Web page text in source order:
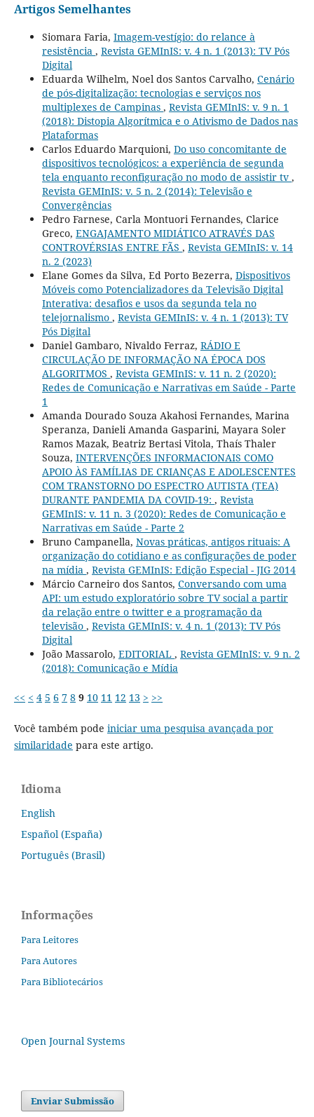
Artigos Semelhantes
Siomara Faria, Imagem-vestígio: do relance à
resistência , Revista GEMInIS: v. 4 n. 1 (2013): TV Pós
Digital
Eduarda Wilhelm, Noel dos Santos Carvalho, Cenário
de pós-digitalização: tecnologias e serviços nos
multiplexes de Campinas , Revista GEMInIS: v. 9 n. 1
(2018): Distopia Algorítmica e o Ativismo de Dados nas
Plataformas
Carlos Eduardo Marquioni, Do uso concomitante de
dispositivos tecnológicos: a experiência de segunda
tela enquanto reconfiguração no modo de assistir tv ,
Revista GEMInIS: v. 5 n. 2 (2014): Televisão e
Convergências
Pedro Farnese, Carla Montuori Fernandes, Clarice
Greco, ENGAJAMENTO MIDIÁTICO ATRAVÉS DAS
CONTROVÉRSIAS ENTRE FÃS , Revista GEMInIS: v. 14
n. 2 (2023)
Elane Gomes da Silva, Ed Porto Bezerra, Dispositivos
Móveis como Potencializadores da Televisão Digital
Interativa: desafios e usos da segunda tela no
telejornalismo , Revista GEMInIS: v. 4 n. 1 (2013): TV
Pós Digital
Daniel Gambaro, Nivaldo Ferraz, RÁDIO E
CIRCULAÇÃO DE INFORMAÇÃO NA ÉPOCA DOS
ALGORITMOS , Revista GEMInIS: v. 11 n. 2 (2020):
Redes de Comunicação e Narrativas em Saúde - Parte
1
Amanda Dourado Souza Akahosi Fernandes, Marina
Speranza, Danieli Amanda Gasparini, Mayara Soler
Ramos Mazak, Beatriz Bertasi Vitola, Thaís Thaler
Souza, INTERVENÇÕES INFORMACIONAIS COMO
APOIO ÀS FAMÍLIAS DE CRIANÇAS E ADOLESCENTES
COM TRANSTORNO DO ESPECTRO AUTISTA (TEA)
DURANTE PANDEMIA DA COVID-19: , Revista
GEMInIS: v. 11 n. 3 (2020): Redes de Comunicação e
Narrativas em Saúde - Parte 2
Bruno Campanella, Novas práticas, antigos rituais: A
organização do cotidiano e as configurações de poder
na mídia , Revista GEMInIS: Edição Especial - JIG 2014
Márcio Carneiro dos Santos, Conversando com uma
API: um estudo exploratório sobre TV social a partir
da relação entre o twitter e a programação da
televisão , Revista GEMInIS: v. 4 n. 1 (2013): TV Pós
Digital
João Massarolo, EDITORIAL , Revista GEMInIS: v. 9 n. 2
(2018): Comunicação e Mídia
<< < 4 5 6 7 8 9 10 11 12 13 > >>
Você também pode iniciar uma pesquisa avançada por
similaridade para este artigo.
Idioma
English
Español (España)
Português (Brasil)
Informações
Para Leitores
Para Autores
Para Bibliotecários
Open Journal Systems
Enviar Submissão